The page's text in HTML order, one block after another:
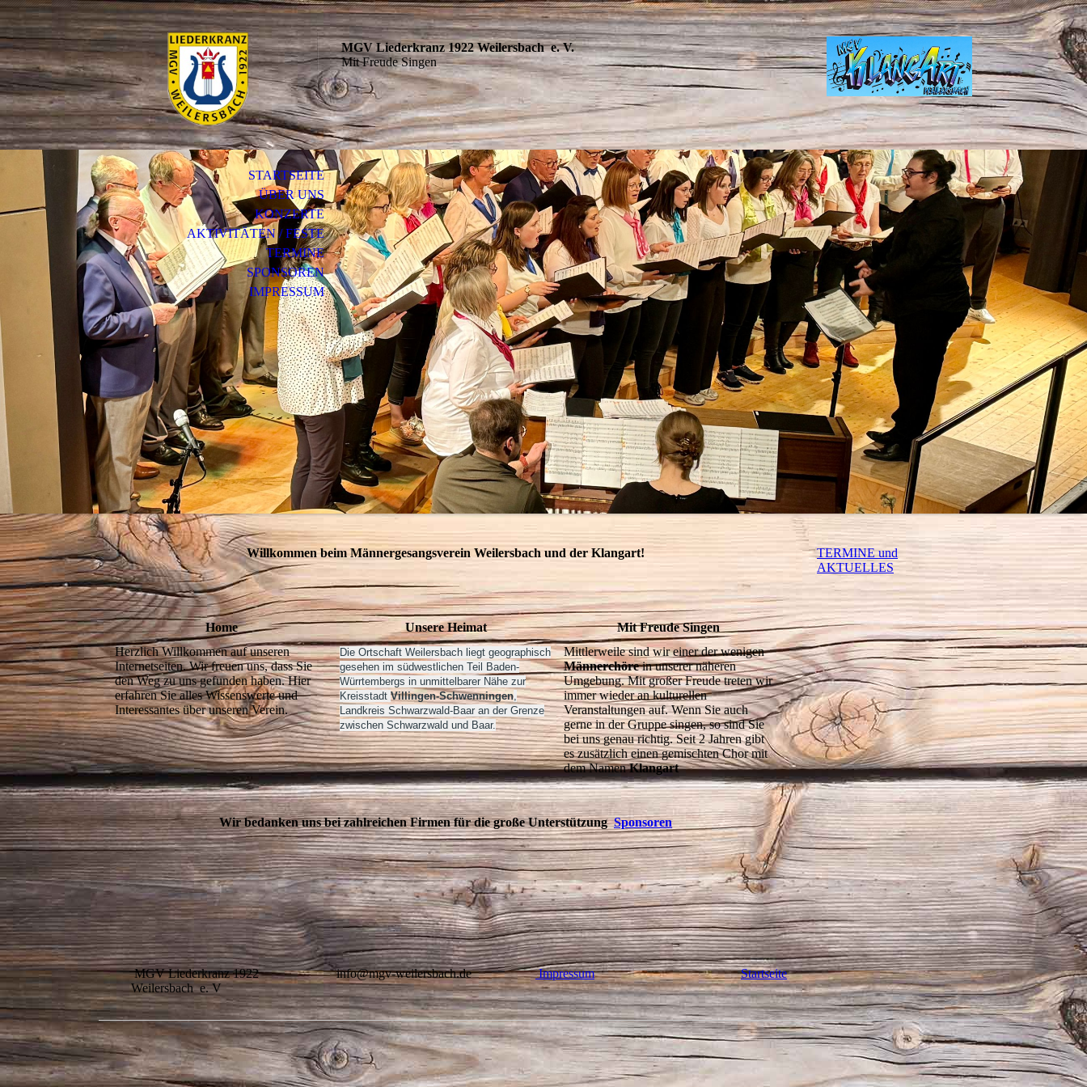
MGV Liederkranz 1922 Weilersbach e. V.
Mit Freude Singen
STARTSEITE
ÜBER UNS
KONZERTE
AKTIVITÄTEN / FESTE
TERMINE
SPONSOREN
IMPRESSUM
Willkommen beim Männergesangsverein Weilersbach und der Klangart!
Home
Herzlich Willkommen auf unseren
Internetseiten. Wir freuen uns, dass Sie
den Weg zu uns gefunden haben. Hier
erfahren Sie alles Wissenswerte und
Interessantes über unseren Verein.
Unsere Heimat
Die Ortschaft Weilersbach liegt geographisch
gesehen im südwestlichen Teil Baden-
Würrtembergs in unmittelbarer Nähe zur
Kreisstadt Villingen-Schwenningen
Landkreis Schwarzwald-Baar an der Grenze
zwischen Schwarzwald und Baar.
Mit Freude Singen
Mittlerweile sind wir einer der wenigen
Männerchörein unserer näheren
Umgebung. Mit großer Freude treten wir
immer wieder an kulturellen
Veranstaltungen auf. Wenn Sie auch
gerne in der Gruppe singen, so sind Sie
bei uns genau richtig. Seit 2 Jahren gibt
es zusätzlich einen gemischten Chor mit
dem NamenKlangart
Wir bedanken uns bei zahlreichen Firmen für die große UnterstützungSponsoren
TERMINE und
AKTUELLES
MGV Liederkranz 1922
Weilersbach e. V
info@mgv-weilersbach.de Impressum Startseite